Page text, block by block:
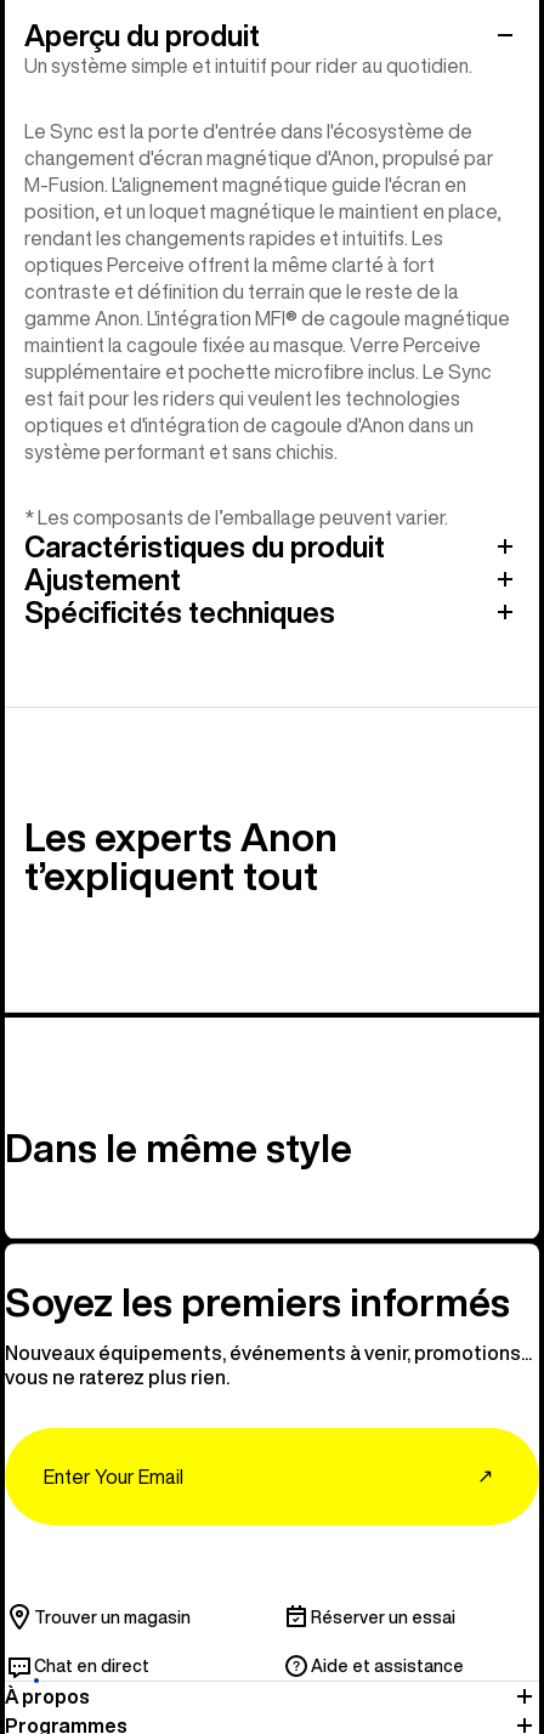
Aperçu du produit
Un système simple et intuitif pour rider au quotidien.
Le Sync est la porte d'entrée dans l'écosystème de
changement d'écran magnétique d'Anon, propulsé par
M-Fusion. L'alignement magnétique guide l'écran en
position, et un loquet magnétique le maintient en place,
rendant les changements rapides et intuitifs. Les
optiques Perceive offrent la même clarté à fort
contraste et définition du terrain que le reste de la
gamme Anon. L'intégration MFI® de cagoule magnétique
maintient la cagoule fixée au masque. Verre Perceive
supplémentaire et pochette microfibre inclus. Le Sync
est fait pour les riders qui veulent les technologies
optiques et d'intégration de cagoule d'Anon dans un
système performant et sans chichis.
* Les composants de l’emballage peuvent varier.
Caractéristiques du produit
Ajustement
Spécificités techniques
Les experts Anon
t’expliquent tout
Dans le même style
Soyez les premiers informés
Nouveaux équipements, événements à venir, promotions...
vous ne raterez plus rien.
↗
Trouver un magasin Réserver un essai
Chat en direct Aide et assistance
À propos
Programmes